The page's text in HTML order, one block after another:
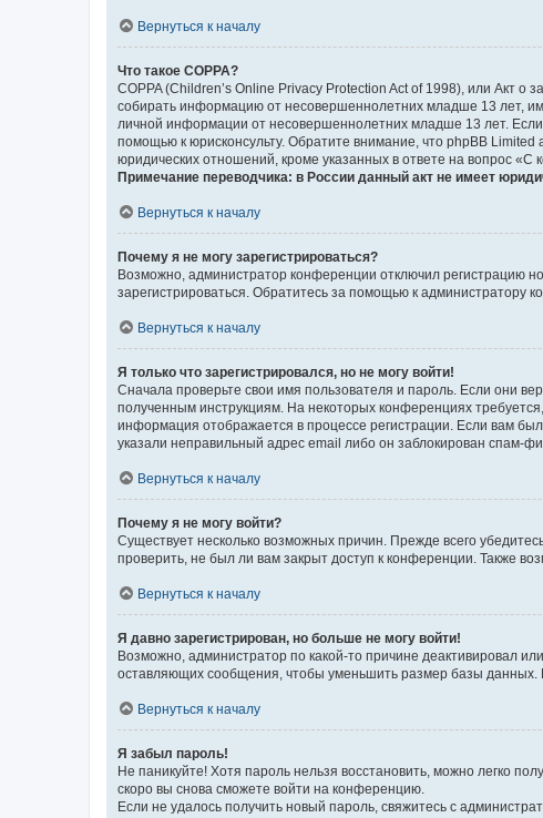
Вернуться к началу
Что такое COPPA?
COPPA (Children’s Online Privacy Protection Act of 1998), или Акт
собирать информацию от несовершеннолетних младше 13 лет,
личной информации от несовершеннолетних младше 13 лет.
помощью к юрисконсульту. Обратите внимание, что phpBB
юридических отношений, кроме указанных в ответе на вопрос «С
Примечание переводчика: в России данный акт не имеет
Вернуться к началу
Почему я не могу зарегистрироваться?
Возможно, администратор конференции отключил регистрацию
зарегистрироваться. Обратитесь за помощью к администратору
Вернуться к началу
Я только что зарегистрировался, но не могу войти!
Сначала проверьте свои имя пользователя и пароль. Если они
полученным инструкциям. На некоторых конференциях
информация отображается в процессе регистрации. Если вам
указали неправильный адрес email либо он заблокирован спам-
Вернуться к началу
Почему я не могу войти?
Существует несколько возможных причин. Прежде всего
проверить, не был ли вам закрыт доступ к конференции. Также
Вернуться к началу
Я давно зарегистрирован, но больше не могу войти!
Возможно, администратор по какой-то причине деактивировал
оставляющих сообщения, чтобы уменьшить размер базы данных.
Вернуться к началу
Я забыл пароль!
Не паникуйте! Хотя пароль нельзя восстановить, можно легко
скоро вы снова сможете войти на конференцию.
Если не удалось получить новый пароль, свяжитесь с